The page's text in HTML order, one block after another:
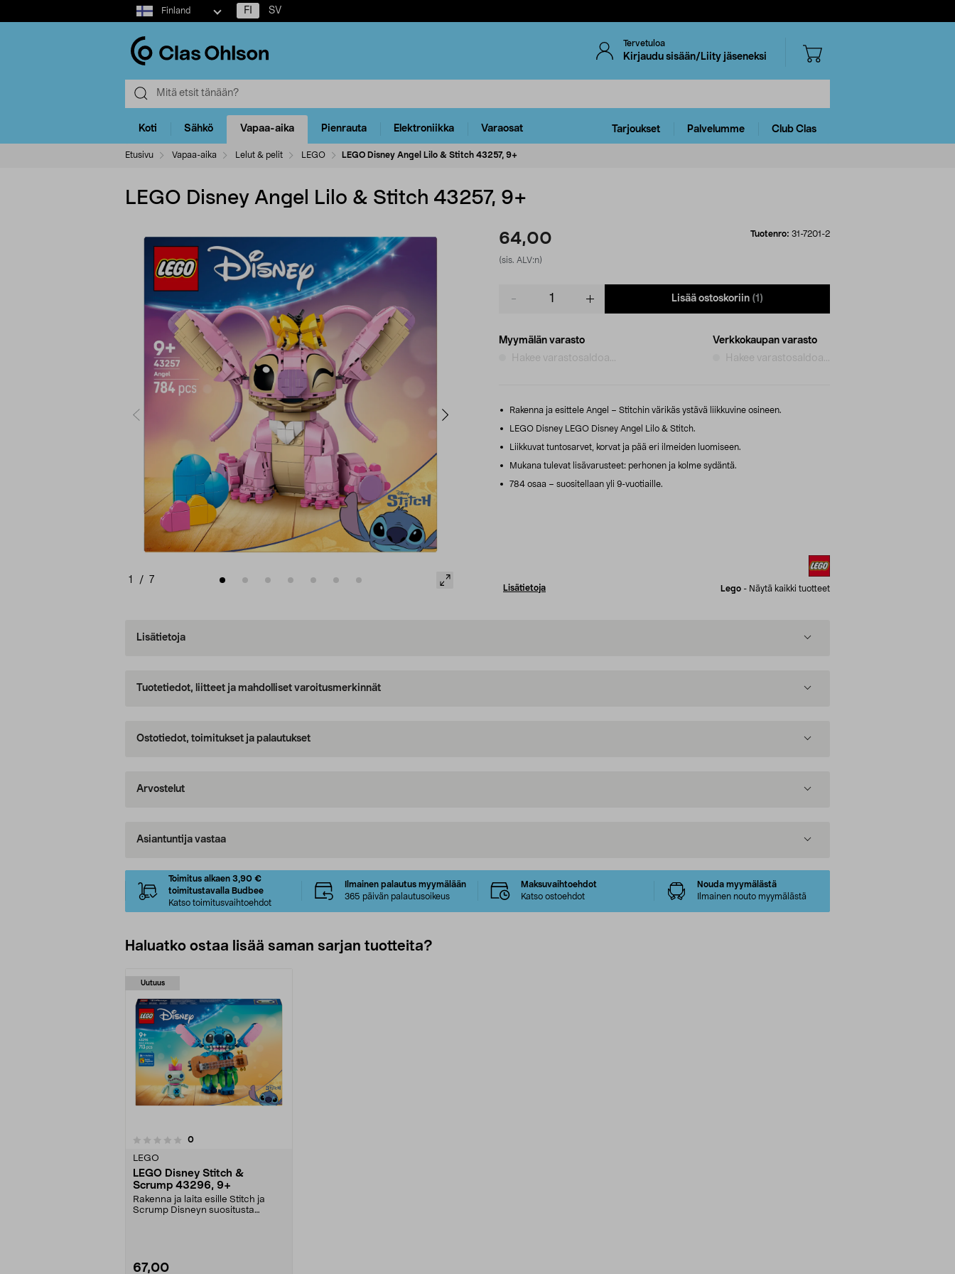
Select
market
Finland FI SV
Tervetuloa
Kirjaudu sisään/Liity jäseneksi
Koti Sähkö Vapaa-aika Pienrauta Elektroniikka Varaosat Tarjoukset Palvelumme Club Clas
Etusivu Vapaa-aika Lelut & pelit LEGO LEGO Disney Angel Lilo & Stitch 43257, 9+
LEGO Disney Angel Lilo & Stitch 43257, 9+
1 / 7
64,00
(sis. ALV:n)
Tuotenro: 31-7201-2
Lisää ostoskoriin (1)
Myymälän varasto
Hakee varastosaldoa...
Verkkokaupan varasto
Hakee varastosaldoa...
Rakenna ja esittele Angel – Stitchin värikäs ystävä liikkuvine osineen.
LEGO Disney LEGO Disney Angel Lilo & Stitch.
Liikkuvat tuntosarvet, korvat ja pää eri ilmeiden luomiseen.
Mukana tulevat lisävarusteet: perhonen ja kolme sydäntä.
784 osaa – suositellaan yli 9-vuotiaille.
Lisätietoja Lego - Näytä kaikki tuotteet
Lisätietoja
Tuotetiedot, liitteet ja mahdolliset varoitusmerkinnät
Ostotiedot, toimitukset ja palautukset
Arvostelut
Asiantuntija vastaa
Toimitus alkaen 3,90 €
toimitustavalla Budbee
Katso toimitusvaihtoehdot
Ilmainen palautus myymälään
365 päivän palautusoikeus
Maksuvaihtoehdot
Katso ostoehdot
Nouda myymälästä
Ilmainen nouto myymälästä
Haluatko ostaa lisää saman sarjan tuotteita?
Uutuus
0arvostelut
LEGO
LEGO Disney Stitch &
Scrump 43296, 9+
Rakenna ja laita esille Stitch ja
Scrump Disneyn suositusta
67,00